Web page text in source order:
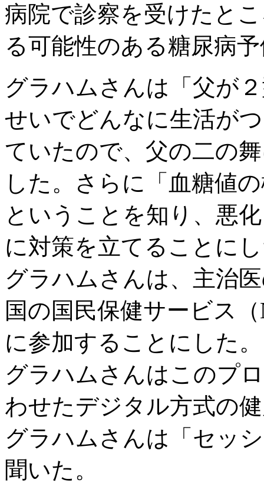
病院で診察を受けたと
る可能性のある糖尿病
グラハムさんは「父が
せいでどんなに生活が
ていたので、父の二の
した。さらに「血糖値
ということを知り、悪
に対策を立てることに
グラハムさんは、主治
国の国民保健サービス
に参加することにした。
グラハムさんはこのプ
わせたデジタル方式の
グラハムさんは「セッ
聞いた。